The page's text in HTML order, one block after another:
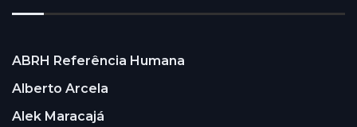
ABRH Referência Humana
Alberto Arcela
Alek Maracajá